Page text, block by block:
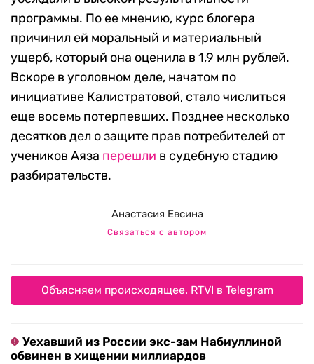
программы. По ее мнению, курс блогера
причинил ей моральный и материальный
ущерб, который она оценила в 1,9 млн рублей.
Вскоре в уголовном деле, начатом по
инициативе Калистратовой, стало числиться
еще восемь потерпевших. Позднее несколько
десятков дел о защите прав потребителей от
учеников Аяза перешли в судебную стадию
разбирательств.
Анастасия Евсина
Связаться с автором
Объясняем происходящее. RTVI в Telegram
Уехавший из России экс-зам Набиуллиной
обвинен в хищении миллиардов